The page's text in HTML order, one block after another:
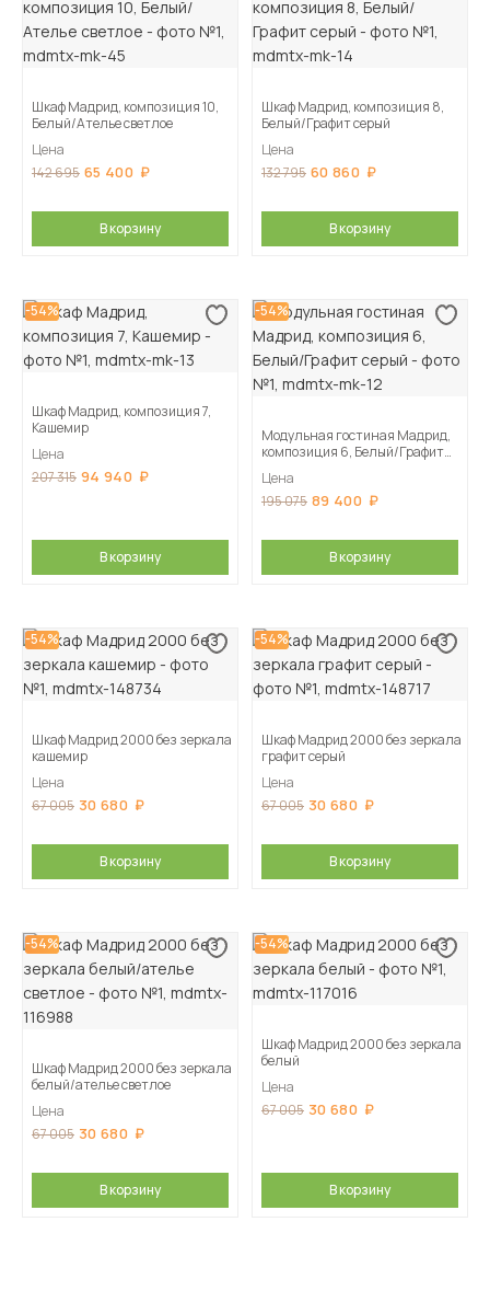
Шкаф Мадрид, композиция 10,
Белый/Ателье светлое
Цена
142 695 65 400
В корзину
Шкаф Мадрид, композиция 8,
Белый/Графит серый
Цена
132 795 60 860
В корзину
-54%
Шкаф Мадрид, композиция 7,
Кашемир
Цена
207 315 94 940
В корзину
-54%
Модульная гостиная Мадрид,
композиция 6, Белый/Графит
Цена
195 075 89 400
В корзину
-54%
Шкаф Мадрид 2000 без зеркала
кашемир
Цена
67 005 30 680
В корзину
-54%
Шкаф Мадрид 2000 без зеркала
графит серый
Цена
67 005 30 680
В корзину
-54%
Шкаф Мадрид 2000 без зеркала
белый/ателье светлое
Цена
67 005 30 680
В корзину
-54%
Шкаф Мадрид 2000 без зеркала
белый
Цена
67 005 30 680
В корзину